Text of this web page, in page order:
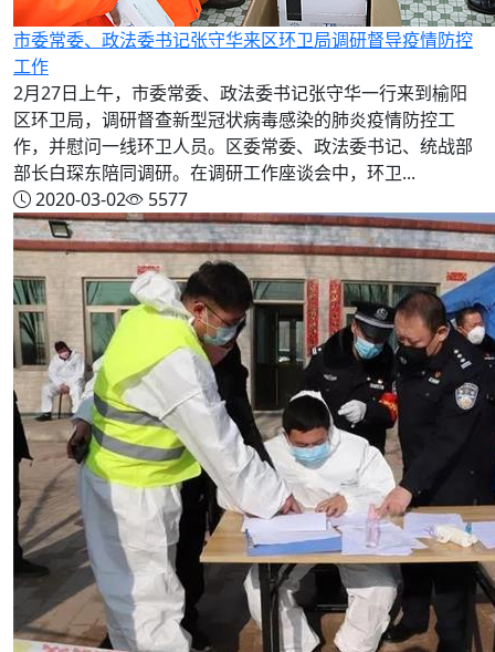
市委常委、政法委书记张守华来区环卫局调研督导疫情防控
工作
2月27日上午，市委常委、政法委书记张守华一行来到榆阳
区环卫局，调研督查新型冠状病毒感染的肺炎疫情防控工
作，并慰问一线环卫人员。区委常委、政法委书记、统战部
部长白琛东陪同调研。在调研工作座谈会中，环卫...
2020-03-02
5577